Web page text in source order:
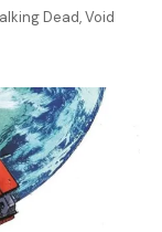
Dead, Void